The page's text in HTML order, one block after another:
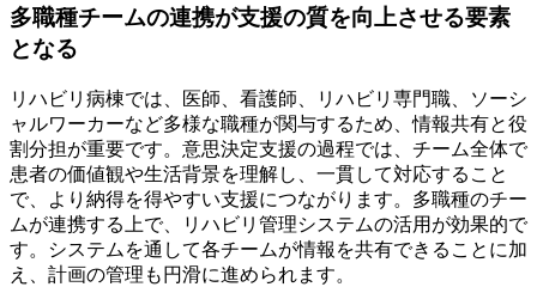
多職種チームの連携が支援の質を向上させる要素
となる
リハビリ病棟では、医師、看護師、リハビリ専門職、ソーシ
ャルワーカーなど多様な職種が関与するため、情報共有と役
割分担が重要です。意思決定支援の過程では、チーム全体で
患者の価値観や生活背景を理解し、一貫して対応すること
で、より納得を得やすい支援につながります。多職種のチー
ムが連携する上で、リハビリ管理システムの活用が効果的で
す。システムを通して各チームが情報を共有できることに加
え、計画の管理も円滑に進められます。